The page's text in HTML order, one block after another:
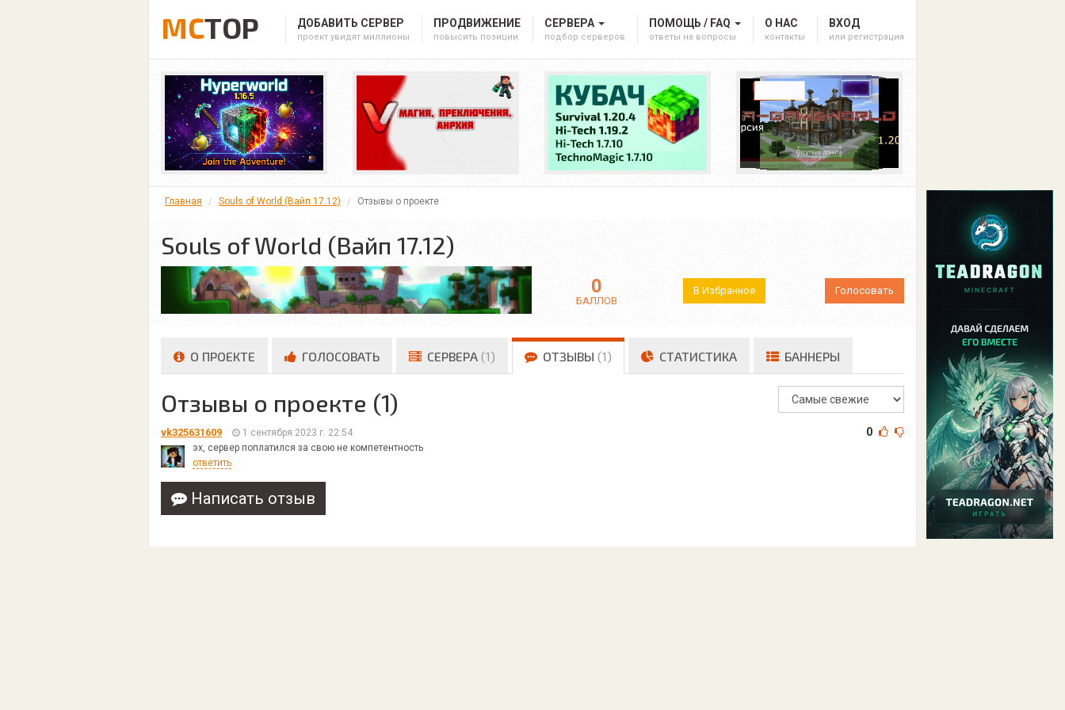
MCTOP ДОБАВИТЬ СЕРВЕР
проект увидят миллионы
ПРОДВИЖЕНИЕ
повысить позиции
СЕРВЕРА
подбор серверов
ПОМОЩЬ / FAQ
ответы на вопросы
О НАС
контакты
ВХОД
или регистрация
Главная Souls of World (Вайп 17.12) Отзывы о проекте
Souls of World (Вайп 17.12)
0
БАЛЛОВ
В Избранное Голосовать
О ПРОЕКТЕ ГОЛОСОВАТЬ СЕРВЕРА (1) ОТЗЫВЫ (1) СТАТИСТИКА БАННЕРЫ
Отзывы о проекте (1)
vk325631609 1 сентября 2023 г. 22:54 0
эх, сервер поплатился за свою не компетентность
ответить
Написать отзыв